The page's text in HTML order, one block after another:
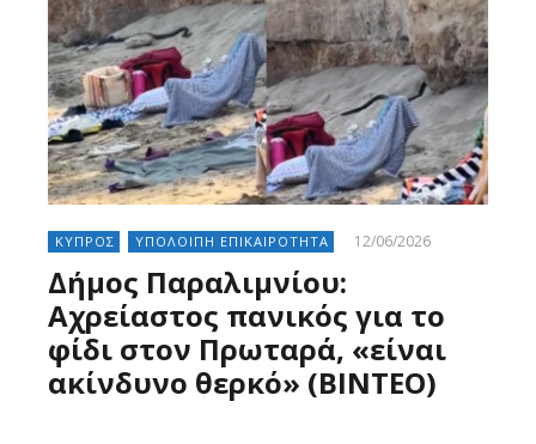
ΚΥΠΡΟΣ ΥΠΟΛΟΙΠΗ ΕΠΙΚΑΙΡΟΤΗΤΑ 12/06/2026
Δήμος Παραλιμνίου:
Αχρείαστος πανικός για το
φίδι στον Πρωταρά, «είναι
ακίνδυνο θερκό» (ΒΙΝΤΕΟ)